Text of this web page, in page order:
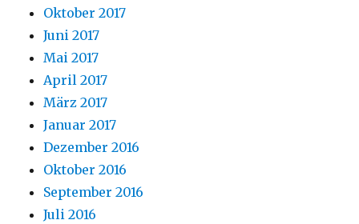
Oktober 2017
Juni 2017
Mai 2017
April 2017
März 2017
Januar 2017
Dezember 2016
Oktober 2016
September 2016
Juli 2016